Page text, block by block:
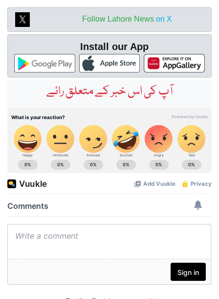
Follow Lahore News on X
Install our App
آپ کی اس خبر کے متعلق رائے